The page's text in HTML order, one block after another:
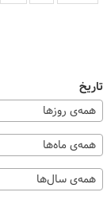
تاریخ
همه‌ی روزها
همه‌ی ماه‌ها
همه‌ی سال‌ها